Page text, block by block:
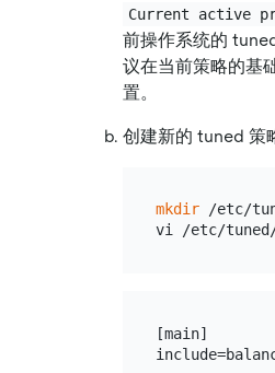
Current active
前操作系统的
议在当前策略的基
置。
创建新的 tuned 策
mkdir /etc/
[main]